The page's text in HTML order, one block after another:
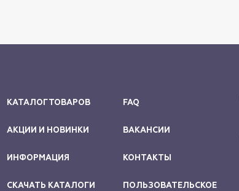
КАТАЛОГ ТОВАРОВ
АКЦИИ И НОВИНКИ
ИНФОРМАЦИЯ
СКАЧАТЬ КАТАЛОГИ
FAQ
ВАКАНСИИ
КОНТАКТЫ
ПОЛЬЗОВАТЕЛЬСКОЕ